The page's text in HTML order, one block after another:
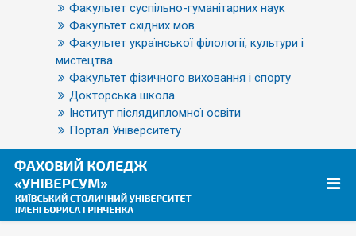
Факультет суспільно-гуманітарних наук
Факультет східних мов
Факультет української філології, культури і
мистецтва
Факультет фізичного виховання і спорту
Докторська школа
Інститут післядипломної освіти
Портал Університету